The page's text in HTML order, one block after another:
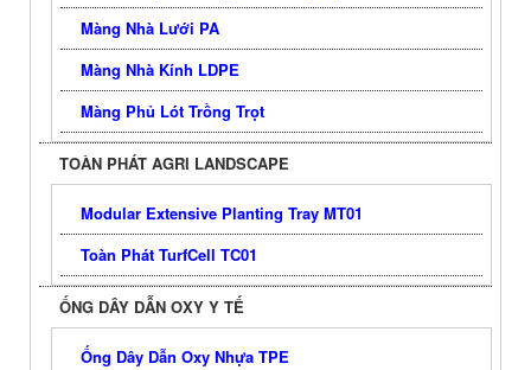
Màng Nhà Lưới PA
Màng Nhà Kính LDPE
Màng Phủ Lót Trồng Trọt
TOÀN PHÁT AGRI LANDSCAPE
Modular Extensive Planting Tray MT01
Toàn Phát TurfCell TC01
ỐNG DÂY DẪN OXY Y TẾ
Ống Dây Dẫn Oxy Nhựa TPE